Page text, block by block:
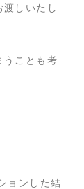
しいたし
うことも考
ョンした結